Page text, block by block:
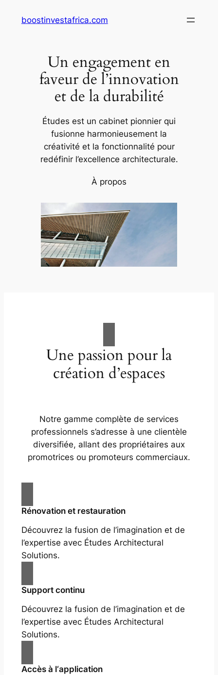
boostinvestafrica.com
Un engagement en
faveur de l’innovation
et de la durabilité
Études est un cabinet pionnier qui
fusionne harmonieusement la
créativité et la fonctionnalité pour
redéfinir l’excellence architecturale.
À propos
Une passion pour la
création d’espaces
Notre gamme complète de services
professionnels s’adresse à une clientèle
diversifiée, allant des propriétaires aux
promotrices ou promoteurs commerciaux.
Rénovation et restauration
Découvrez la fusion de l’imagination et de
l’expertise avec Études Architectural
Solutions.
Support continu
Découvrez la fusion de l’imagination et de
l’expertise avec Études Architectural
Solutions.
Accès à l‘application